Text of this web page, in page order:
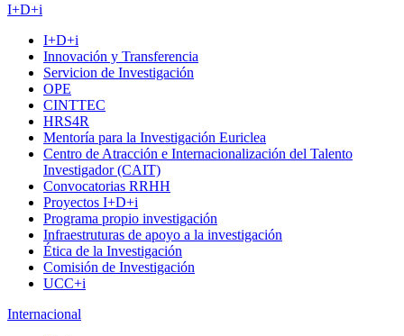
I+D+i
I+D+i
Innovación y Transferencia
Servicion de Investigación
OPE
CINTTEC
HRS4R
Mentoría para la Investigación Euriclea
Centro de Atracción e Internacionalización del Talento
Investigador (CAIT)
Convocatorias RRHH
Proyectos I+D+i
Programa propio investigación
Infraestruturas de apoyo a la investigación
Ética de la Investigación
Comisión de Investigación
UCC+i
Internacional